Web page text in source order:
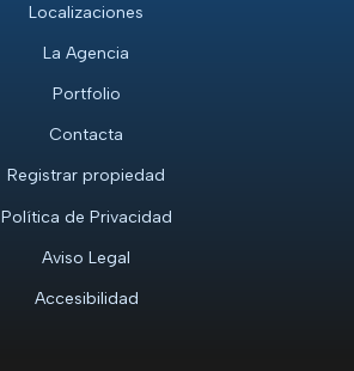
Localizaciones
La Agencia
Portfolio
Contacta
Registrar propiedad
Política de Privacidad
Aviso Legal
Accesibilidad